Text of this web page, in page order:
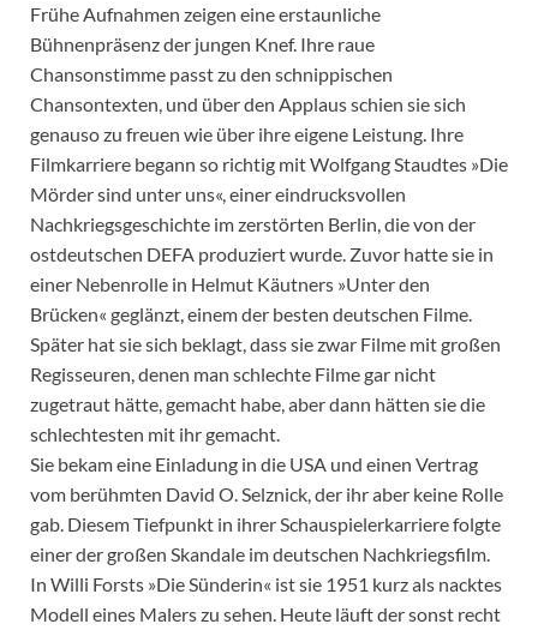
Frühe Aufnahmen zeigen eine erstaunliche
Bühnenpräsenz der jungen Knef. Ihre raue
Chansonstimme passt zu den schnippischen
Chansontexten, und über den Applaus schien sie sich
genauso zu freuen wie über ihre eigene Leistung. Ihre
Filmkarriere begann so richtig mit Wolfgang Staudtes »Die
Mörder sind unter uns«, einer eindrucksvollen
Nachkriegsgeschichte im zerstörten Berlin, die von der
ostdeutschen DEFA produziert wurde. Zuvor hatte sie in
einer Nebenrolle in Helmut Käutners »Unter den
Brücken« geglänzt, einem der besten deutschen Filme.
Später hat sie sich beklagt, dass sie zwar Filme mit großen
Regisseuren, denen man schlechte Filme gar nicht
zugetraut hätte, gemacht habe, aber dann hätten sie die
schlechtesten mit ihr gemacht.
Sie bekam eine Einladung in die USA und einen Vertrag
vom berühmten David O. Selznick, der ihr aber keine Rolle
gab. Diesem Tiefpunkt in ihrer Schauspielerkarriere folgte
einer der großen Skandale im deutschen Nachkriegsfilm.
In Willi Forsts »Die Sünderin« ist sie 1951 kurz als nacktes
Modell eines Malers zu sehen. Heute läuft der sonst recht